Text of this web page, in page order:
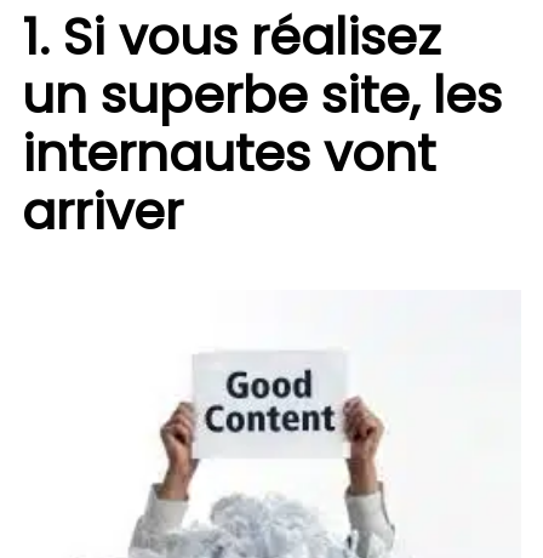
1. Si vous réalisez
un superbe site, les
internautes vont
arriver